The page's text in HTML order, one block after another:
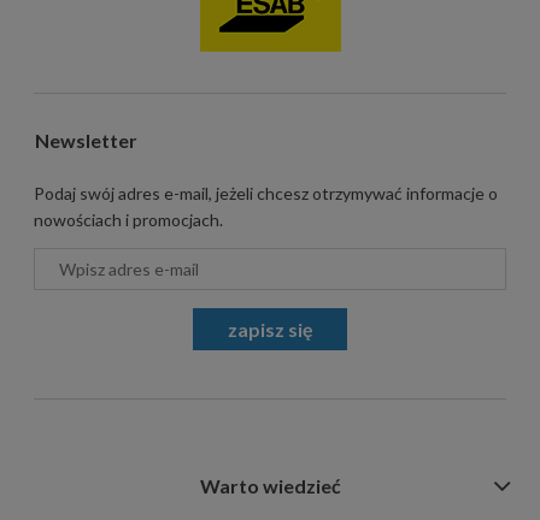
Newsletter
Podaj swój adres e-mail, jeżeli chcesz otrzymywać informacje o
nowościach i promocjach.
zapisz się
Warto wiedzieć